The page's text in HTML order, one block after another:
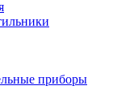
приборы